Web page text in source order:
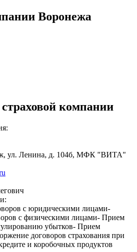
Воронежа
компании
ул. Ленина, д. 104б, МФК "ВИТА"
с юридическими лицами-
с физическими лицами- Прием
убытков- Прием
договоров страхования при
и коробочных продуктов